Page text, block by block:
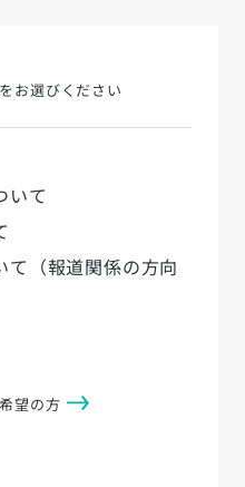
お選びください
いて
て（報道関係の方向
望の方